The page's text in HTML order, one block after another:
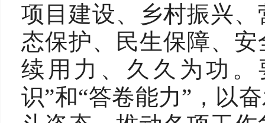
项目建设、乡村振兴
态保护、民生保障、
续用力、久久为功
识”和“答卷能力”，以